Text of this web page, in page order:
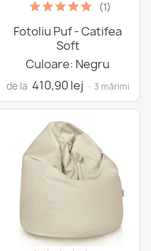
(1)
Fotoliu Puf - Catifea
Soft
Culoare: Negru
de la 410,90 lej · 3 mărimi